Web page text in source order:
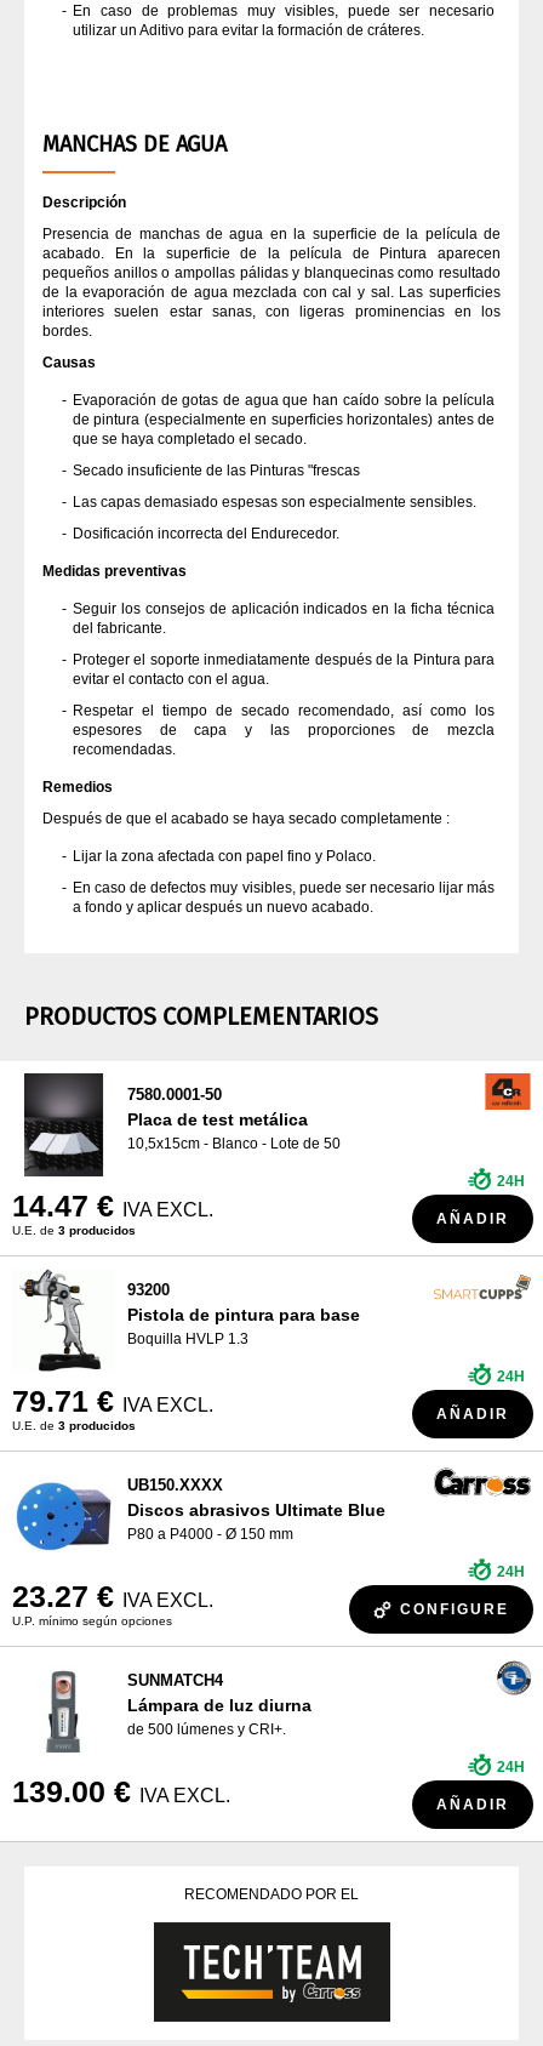
En caso de problemas muy visibles, puede ser necesario
utilizar un Aditivo para evitar la formación de cráteres.
MANCHAS DE AGUA
Descripción
Presencia de manchas de agua en la superficie de la película de
acabado. En la superficie de la película de Pintura aparecen
pequeños anillos o ampollas pálidas y blanquecinas como resultado
de la evaporación de agua mezclada con cal y sal. Las superficies
interiores suelen estar sanas, con ligeras prominencias en los
bordes.
Causas
Evaporación de gotas de agua que han caído sobre la película
de pintura (especialmente en superficies horizontales) antes de
que se haya completado el secado.
Secado insuficiente de las Pinturas "frescas
Las capas demasiado espesas son especialmente sensibles.
Dosificación incorrecta del Endurecedor.
Medidas preventivas
Seguir los consejos de aplicación indicados en la ficha técnica
del fabricante.
Proteger el soporte inmediatamente después de la Pintura para
evitar el contacto con el agua.
Respetar el tiempo de secado recomendado, así como los
espesores de capa y las proporciones de mezcla
recomendadas.
Remedios
Después de que el acabado se haya secado completamente :
Lijar la zona afectada con papel fino y Polaco.
En caso de defectos muy visibles, puede ser necesario lijar más
a fondo y aplicar después un nuevo acabado.
PRODUCTOS COMPLEMENTARIOS
7580.0001-50
Placa de test metálica
10,5x15cm - Blanco - Lote de 50
14.47 € IVA EXCL.
U.E. de 3 producidos
24H
AÑADIR
93200
Pistola de pintura para base
Boquilla HVLP 1.3
79.71 € IVA EXCL.
U.E. de 3 producidos
24H
AÑADIR
UB150.XXXX
Discos abrasivos Ultimate Blue
P80 a P4000 - Ø 150 mm
23.27 € IVA EXCL.
U.P. mínimo según opciones
24H
CONFIGURE
SUNMATCH4
Lámpara de luz diurna
de 500 lúmenes y CRI+.
139.00 € IVA EXCL.
24H
AÑADIR
RECOMENDADO POR EL